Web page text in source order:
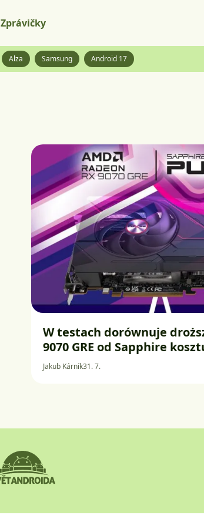
Zprávičky
Alza Samsung Android 17
W testach dorównuje
9070 GRE od Sapphire
Jakub Kárník31. 7.